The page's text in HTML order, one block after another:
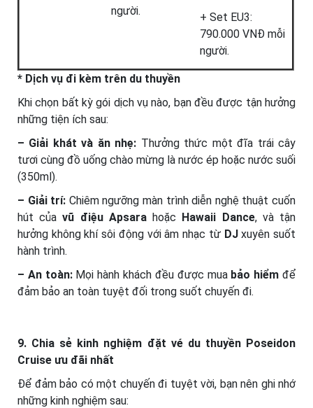
người.
+ Set EU3:
790.000 VNĐ mỗi
người.
* Dịch vụ đi kèm trên du thuyền
Khi chọn bất kỳ gói dịch vụ nào, bạn đều được tận hưởng
những tiện ích sau:
– Giải khát và ăn nhẹ: Thưởng thức một đĩa trái cây
tươi cùng đồ uống chào mừng là nước ép hoặc nước suối
(350ml).
– Giải trí: Chiêm ngưỡng màn trình diễn nghệ thuật cuốn
hút củavũ điệu Apsarahoặc Hawaii Dance, và tận
hưởng không khí sôi động với âm nhạc từ DJxuyên suốt
hành trình.
– An toàn:Mọi hành khách đều được mua bảo hiểm để
đảm bảo an toàn tuyệt đối trong suốt chuyến đi.
9. Chia sẻ kinh nghiệm đặt vé du thuyền Poseidon
Cruise ưu đãi nhất
Để đảm bảo có một chuyến đi tuyệt vời, bạn nên ghi nhớ
những kinh nghiệm sau: